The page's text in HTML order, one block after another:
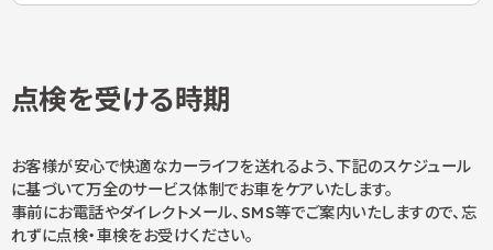
点検を受ける時期
お客様が安心で快適なカーライフを送れるよう、下記のスケジュール
に基づいて万全のサービス体制でお車をケアいたします。
事前にお電話やダイレクトメール、SMS等でご案内いたしますので、忘
れずに点検・車検をお受けください。